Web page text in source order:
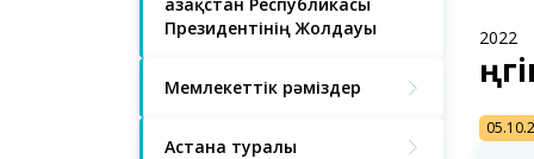
Президентінің Жолдауы
Мемлекеттік рәміздер
Астана туралы
2022